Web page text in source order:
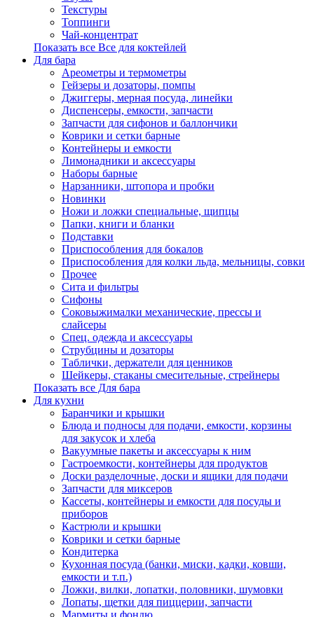
Текстуры
Топпинги
Чай-концентрат
Показать все Все для коктейлей
Для бара
Ареометры и термометры
Гейзеры и дозаторы, помпы
Джиггеры, мерная посуда, линейки
Диспенсеры, емкости, запчасти
Запчасти для сифонов и баллончики
Коврики и сетки барные
Контейнеры и емкости
Лимонадники и аксессуары
Наборы барные
Нарзанники, штопора и пробки
Новинки
Ножи и ложки специальные, щипцы
Папки, книги и бланки
Подставки
Приспособления для бокалов
Приспособления для колки льда, мельницы, совки
Прочее
Сита и фильтры
Сифоны
Соковыжималки механические, прессы и
слайсеры
Спец. одежда и аксессуары
Струбцины и дозаторы
Таблички, держатели для ценников
Шейкеры, стаканы смесительные, стрейнеры
Показать все Для бара
Для кухни
Баранчики и крышки
Блюда и подносы для подачи, емкости, корзины
для закусок и хлеба
Вакуумные пакеты и аксессуары к ним
Гастроемкости, контейнеры для продуктов
Доски разделочные, доски и ящики для подачи
Запчасти для миксеров
Кассеты, контейнеры и емкости для посуды и
приборов
Кастрюли и крышки
Коврики и сетки барные
Кондитерка
Кухонная посуда (банки, миски, кадки, ковши,
емкости и т.п.)
Ложки, вилки, лопатки, половники, шумовки
Лопаты, щетки для пиццерии, запчасти
Мармиты и фондю